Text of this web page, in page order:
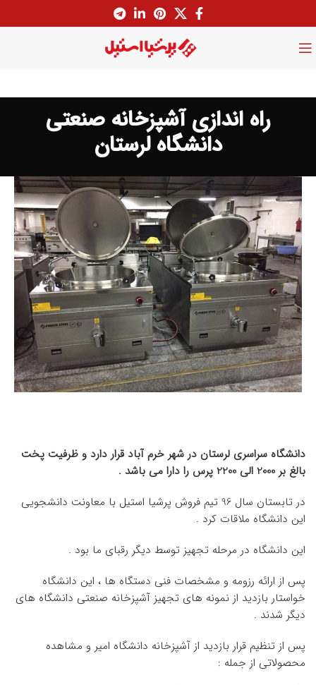
راه اندازی آشپزخانه صنعتی
دانشگاه لرستان
دانشگاه سراسری لرستان در شهر خرم آباد قرار دارد و ظرفیت پخت
بالغ بر 2000 الی 2200 پرس را دارا می باشد .
در تابستان سال 96 تیم فروش پرشیا استیل با معاونت دانشجویی
این دانشگاه ملاقات کرد .
این دانشگاه در مرحله تجهیز توسط دیگر رقبای ما بود .
پس از ارائه رزومه و مشخصات فنی دستگاه ها ، این دانشگاه
خواستار بازدید از نمونه های تجهیز آشپزخانه صنعتی دانشگاه های
دیگر شدند .
پس از تنظیم قرار بازدید از آشپزخانه دانشگاه امیر و مشاهده
محصولاتی از جمله :